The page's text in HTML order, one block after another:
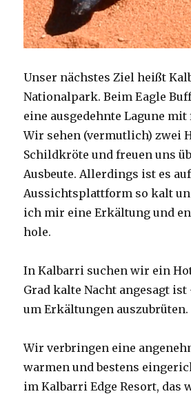
Unser nächstes Ziel heißt
Nationalpark. Beim Eagle
eine ausgedehnte Lagune mit
Wir sehen (vermutlich) zwei
Schildkröte und freuen uns
Ausbeute. Allerdings ist es
Aussichtsplattform so kalt
ich mir eine Erkältung und
hole.
In Kalbarri suchen wir ein
Grad kalte Nacht angesagt
um Erkältungen auszubrüten.
Wir verbringen eine
warmen und bestens
im Kalbarri Edge Resort, das